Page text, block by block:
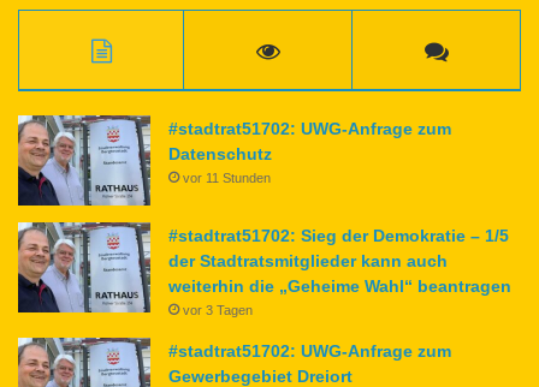
#stadtrat51702: UWG-Anfrage zum
Datenschutz
vor 11 Stunden
#stadtrat51702: Sieg der Demokratie – 1/5
der Stadtratsmitglieder kann auch
weiterhin die „Geheime Wahl“ beantragen
vor 3 Tagen
#stadtrat51702: UWG-Anfrage zum
Gewerbegebiet Dreiort